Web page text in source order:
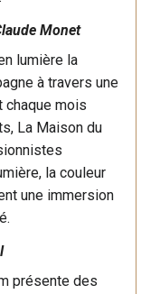
Monet
lumière la
à travers une
mois
La Maison du
la couleur
une immersion
présente des